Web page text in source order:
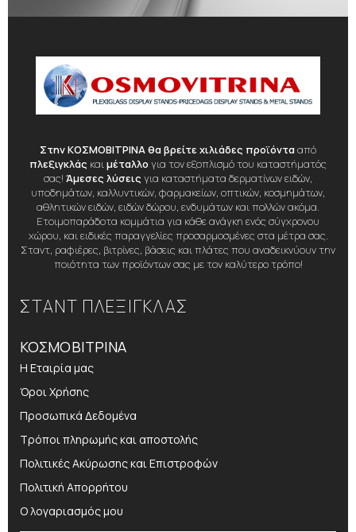
Στην ΚΟΣΜΟΒΙΤΡΙΝΑ θα βρείτε χιλιάδες προϊόντααπό
πλεξιγκλάς καιμέταλλο για τον εξοπλισμό του καταστήματός
σας! Άμεσες λύσεις για καταστήματα δερματίνων ειδών,
υποδημάτων, καλλυντικών, φαρμακείων, οπτικών, κοσμημάτων,
αθλητικών ειδών, ειδών δώρου, ενδυμάτων και πολλών ακόμα.
Ετοιμοπαράδοτα κομμάτια για κάθε ανάγκη ενός σύγχρονου
χώρου, και ειδικές παραγγελίες προσαρμοσμένες στα μέτρα σας.
Σταντ, ραφιέρες, βιτρίνες, βάσεις και πλάτες που αναδεικνύουν την
ποιότητα των προϊόντων σας με τον καλύτερο τρόπο!
ΣΤΑΝΤ ΠΛΕΞΙΓΚΛΑΣ
ΚΟΣΜΟΒΙΤΡΙΝΑ
Η Εταιρία μας
Όροι Χρήσης
Προσωπικά Δεδομένα
Τρόποι πληρωμής και αποστολής
Πολιτικές Ακύρωσης και Επιστροφών
Πολιτική Απορρήτου
Ο λογαριασμός μου